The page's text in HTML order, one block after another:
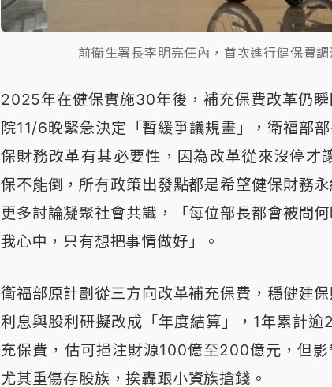
前衛生署長李明亮任內，首次進行健保費
2025年在健保實施30年後，補充保費改革仍
院11/6晚緊急決定「暫緩爭議規畫」，衛福部
保財務改革有其必要性，因為改革從來沒停才
保不能倒，所有政策出發點都是希望健保財務
更多討論凝聚社會共識，「每位部長都會被問
我心中，只有想把事情做好」。
衛福部原計劃從三方向改革補充保費，穩健建
利息與股利研擬改成「年度結算」，1年累計逾
充保費，估可挹注財源100億至200億元，但
尤其重傷存股族，挨轟跟小資族搶錢。